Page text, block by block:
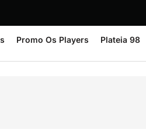
Promo Os Players Plateia 98